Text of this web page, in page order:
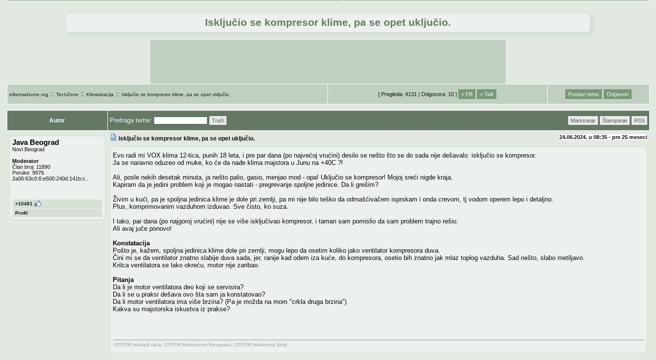
Isključio se kompresor klime, pa se opet uključio.
elitemadzone.org :: TechZone :: Klimatizacija :: Isključio se kompresor klime, pa se opet uključio. [ Pregleda: 4131 | Odgovora: 10 ] > FB > Twit Postavi temu Odgovori
Autor Pretraga teme: Traži Markiranje Štampanje RSS
Java Beograd
Novi Beograd
Moderator
Član broj: 11890
Poruke: 9976
2a06:63c0:6:e500:240d:141b:c..
+10481
Profil
Isključio se kompresor klime, pa se opet uključio. 24.06.2024. u 08:35 - pre 25 meseci
Evo radi mi VOX klima 12-tica, punih 18 leta, i pre par dana (po najvećoj vrućini) desilo se nešto što se do sada nije dešavalo: isključio se kompresor.
Ja se naravno oduzeo od muke, ko će da nađe klima majstora u Junu na +40C ?!
Ali, posle nekih desetak minuta, ja nešto palio, gasio, menjao mod - opa! Uključio se kompresor! Mojoj sreći nigde kraja.
Kapiram da je jedini problem koji je mogao nastati - pregrevanje spoljne jedinice. Da li grešim?
Živim u kući, pa je spoljna jedinica klime je dole pri zemlji, pa mi nije bilo teško da odmašćivačem isprskam i onda crevom, tj vodom operem lepo i detaljno.
Plus, komprimovanim vazduhom izduvao. Sve čisto, ko suza.
I tako, par dana (po najgoroj vrućini) nije se više isključivao kompresor, i taman sam pomislio da sam problem trajno rešio.
Ali avaj juče ponovo!
Konstatacija
Pošto je, kažem, spoljna jedinica klime dole pri zemlji, mogu lepo da osetim koliko jako ventilator kompresora duva.
Čini mi se da ventilator znatno slabije duva sada, jer, ranije kad odem iza kuće, do kompresora, osetio bih znatno jak mlaz toplog vazduha. Sad nešto, slabo metiljavo.
Krilca ventilatora se lako okreću, motor nije zaribao.
Pitanja
Da li je motor ventilatora deo koji se servisira?
Da li se u praksi dešava ovo šta sam ja konstatovao?
Da li motor ventilatora ima više brzina? (Pa je možda na mom "crkla druga brzina")
Kakva su majstorska iskustva iz prakse?
OTPOR blokadi ulica, OTPOR blokiranom Beogradu, OTPOR blokiranoj Srbiji